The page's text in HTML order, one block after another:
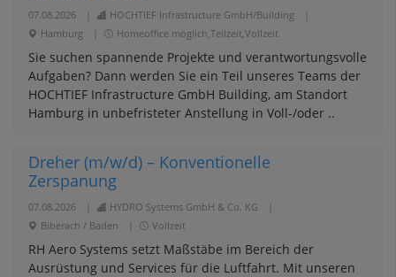
07.08.2026 HOCHTIEF Infrastructure GmbH/Building
Hamburg
Homeoffice möglich,Teilzeit,Vollzeit
Sie suchen spannende Projekte und verantwortungsvolle
Aufgaben? Dann werden Sie ein Teil unseres Teams der
HOCHTIEF Infrastructure GmbH Building, am Standort
Hamburg in unbefristeter Anstellung in Voll-/oder ..
Dreher (m/w/d) – Konventionelle
Zerspanung
07.08.2026 HYDRO Systems GmbH & Co. KG
Biberach / Baden
Vollzeit
RH Aero Systems setzt Maßstäbe im Bereich der
Ausrüstung und Services für die Luftfahrt. Mit unseren